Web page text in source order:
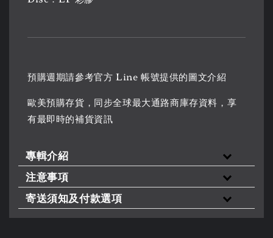
預購週期請參考官方 Line 帳號提供的圖文介紹
歐美預購存貨，同步全球最大通路商庫存資料，享
有最即時的補貨資訊
專輯介紹
注意事項
寄送須知及付款選項